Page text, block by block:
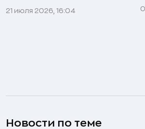
21 июля 2026, 16:04
Новости по теме